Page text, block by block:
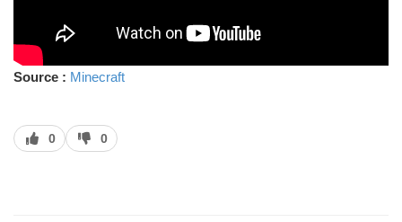
Source : Minecraft
J’aime
0
J’aime
pas
0